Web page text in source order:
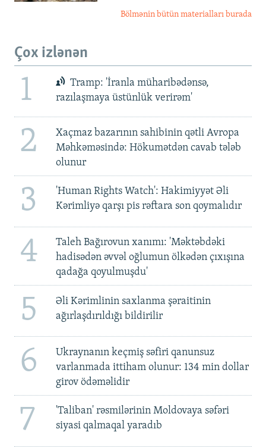
Bölmənin bütün materialları burada
Çox izlənən
1
Tramp: 'İranla müharibədənsə,
razılaşmaya üstünlük verirəm'
2
Xaçmaz bazarının sahibinin qətli Avropa
Məhkəməsində: Hökumətdən cavab tələb
olunur
3
'Human Rights Watch': Hakimiyyət Əli
Kərimliyə qarşı pis rəftara son qoymalıdır
4
Taleh Bağırovun xanımı: 'Məktəbdəki
hadisədən əvvəl oğlumun ölkədən çıxışına
qadağa qoyulmuşdu'
5
Əli Kərimlinin saxlanma şəraitinin
ağırlaşdırıldığı bildirilir
6
Ukraynanın keçmiş səfiri qanunsuz
varlanmada ittiham olunur: 134 min dollar
girov ödəməlidir
7
'Taliban' rəsmilərinin Moldovaya səfəri
siyasi qalmaqal yaradıb